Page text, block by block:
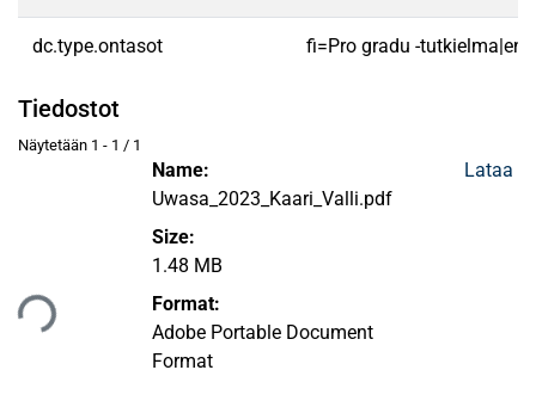
dc.type.ontasot fi=Pro gradu -
Tiedostot
Näytetään 1 - 1 / 1
Name:
Uwasa_2023_Kaari_Valli.pdf
Size:
1.48 MB
Format:
Adobe Portable Document
Format
Lataa